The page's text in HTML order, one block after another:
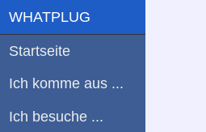
WHATPLUG
Startseite
Ich komme aus ...
Ich besuche ...